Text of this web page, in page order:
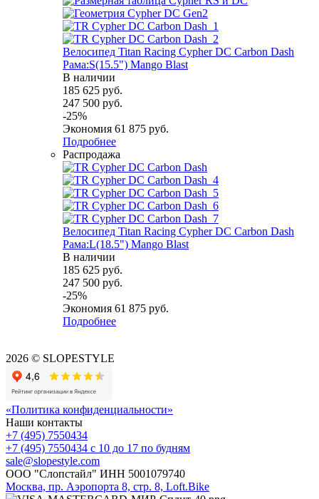
Велосипед Titan Racing Cypher DC Carbon Dash
Рама:S(15.5") Mango Blast
В наличии
185 625 руб.
247 500 руб.
-25%
Экономия 61 875 руб.
Подробнее
Распродажа
Велосипед Titan Racing Cypher DC Carbon Dash
Рама:L(18.5") Mango Blast
В наличии
185 625 руб.
247 500 руб.
-25%
Экономия 61 875 руб.
Подробнее
2026 © SLOPESTYLE
«Политика конфиденциальности»
Наши контакты
+7 (495) 7550434
+7 (495) 7550434 с 10 до 17 по будням
sale@slopestyle.com
ООО "Слопстайл" ИНН 5001079740
Москва, пр. Аэропорта 8, стр. 8, Loft.Bike